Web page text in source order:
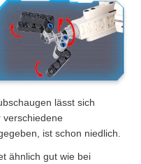
lässt sich
verschiedene
ist schon niedlich.
ähnlich gut wie bei